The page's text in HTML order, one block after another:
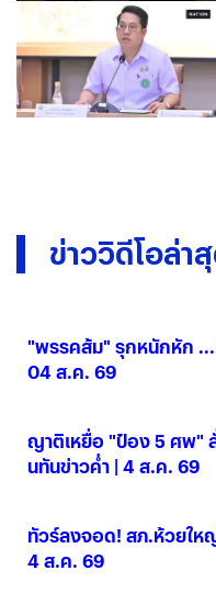
ข่าววิดีโอล่า
"พรรคส้ม" รุกหนักหัก ...
04 ส.ค. 69
ญาติเหยื่อ "ป๋อง 5 ศพ" ลั่
นทันข่าวค่ำ | 4 ส.ค. 69
ทัวร์ลงจอด! สภ.ห้วยให
4 ส.ค. 69